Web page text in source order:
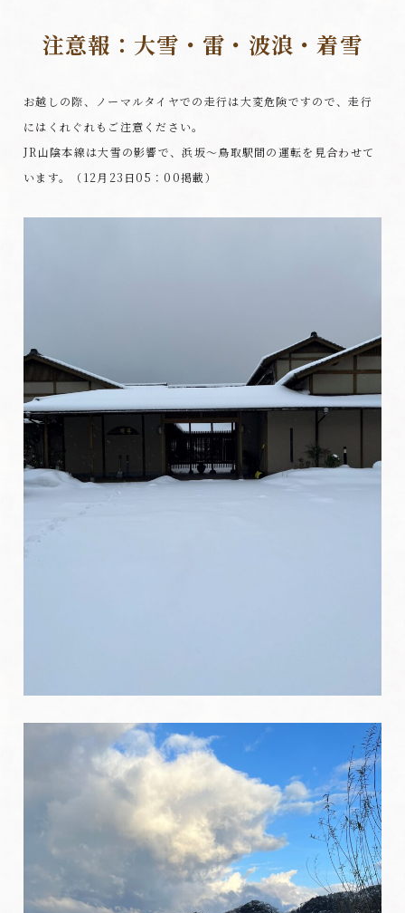
注意報：大雪・雷・波浪・着雪
お越しの際、ノーマルタイヤでの走行は大変危険ですので、走行
にはくれぐれもご注意ください。
JR山陰本線は大雪の影響で、浜坂～鳥取駅間の運転を見合わせて
います。（12月23日05：00掲載）